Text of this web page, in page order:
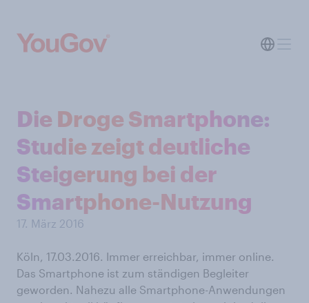
Die Droge Smartphone:
Studie zeigt deutliche
Steigerung bei der
Smartphone-Nutzung
17. März 2016
Köln, 17.03.2016. Immer erreichbar, immer online.
Das Smartphone ist zum ständigen Begleiter
geworden. Nahezu alle Smartphone-Anwendungen